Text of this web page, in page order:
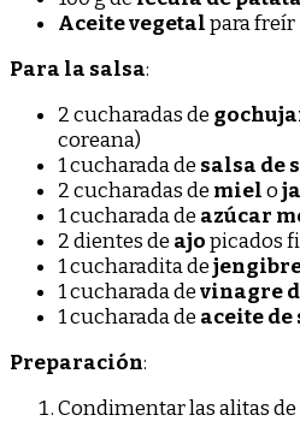
Aceite vegetalpara freír
Para la salsa:
2 cucharadas de
coreana)
1 cucharada de salsa de
2 cucharadas de mielo
1 cucharada de azúcar
2 dientes de ajopicados
1 cucharadita de
1 cucharada devinagre
1 cucharada de aceite de
Preparación:
Condimentar las alitas